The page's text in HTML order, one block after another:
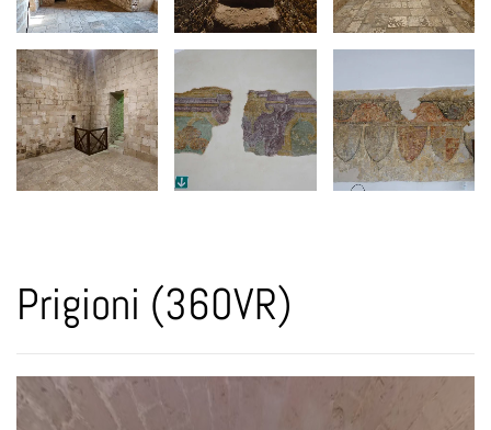
Prigioni (360VR)